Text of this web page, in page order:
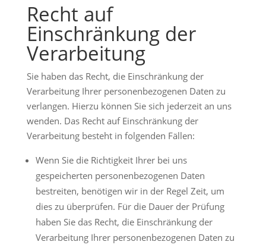
Recht auf
Einschränkung der
Verarbeitung
Sie haben das Recht, die Einschränkung der
Verarbeitung Ihrer personenbezogenen Daten zu
verlangen. Hierzu können Sie sich jederzeit an uns
wenden. Das Recht auf Einschränkung der
Verarbeitung besteht in folgenden Fällen:
Wenn Sie die Richtigkeit Ihrer bei uns
gespeicherten personenbezogenen Daten
bestreiten, benötigen wir in der Regel Zeit, um
dies zu überprüfen. Für die Dauer der Prüfung
haben Sie das Recht, die Einschränkung der
Verarbeitung Ihrer personenbezogenen Daten zu